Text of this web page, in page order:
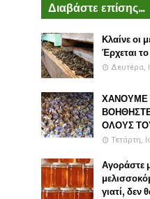
Διαβάστε επίσης...
Κλαίνε οι
Έρχεται
Δευτέρα,
ΧΑΝΟΥΜΕ
ΟΛΟΥΣ
Τετάρτη,
Αγοράστε
γιατί, δεν